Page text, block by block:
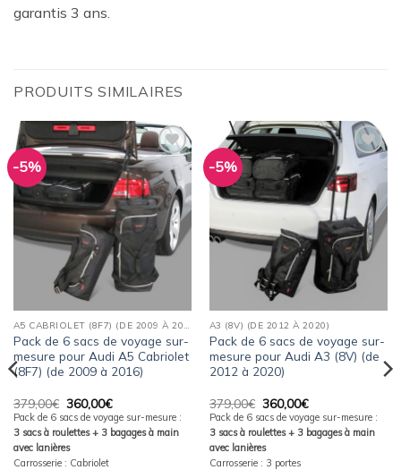
garantis 3 ans.
PRODUITS SIMILAIRES
-5%
Ajouter
à la
wishlist
A5 CABRIOLET (8F7) (DE 2009 À 2016)
Pack de 6 sacs de voyage sur-
mesure pour Audi A5 Cabriolet
(8F7) (de 2009 à 2016)
379,00€ Le
prix
initial
était :
379,00€.
360,00€Le
prix
actuel
est :
Pack de 6 sacs de voyage sur-mesure :
3 sacs à roulettes + 3 bagages à main
avec lanières
Carrosserie : Cabriolet
-5%
Ajouter
à la
wishlist
A3 (8V) (DE 2012 À 2020)
Pack de 6 sacs de voyage sur-
mesure pour Audi A3 (8V) (de
2012 à 2020)
379,00€ Le
prix
initial
était :
379,00€.
360,00€Le
prix
actuel
est :
Pack de 6 sacs de voyage sur-mesure :
3 sacs à roulettes + 3 bagages à main
avec lanières
Carrosserie : 3 portes